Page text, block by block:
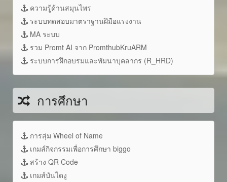
ความรู้ด้านสมุนไพร
ระบบทดสอบมาตราฐานฝึมือแรงงาน
MA ระบบ
รวม Promt AI จาก PromthubKruARM
ระบบการฝึกอบรมและพัมนาบุคลากร (R_HRD)
การศึกษา
การสุ่ม Wheel of Name
เกมส์กิจกรรมเพื่อการศึกษา biggo
สร้าง QR Code
เกมส์บันไดงู